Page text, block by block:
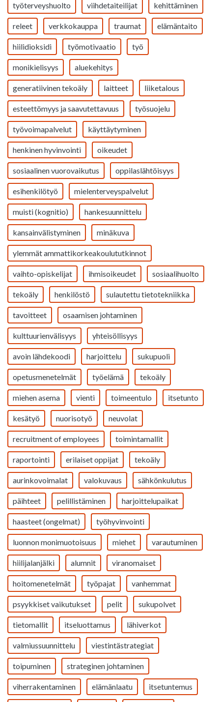
työterveyshuolto viihdetaiteilijat kehittäminen
releet verkkokauppa traumat elämäntaito
hiilidioksidi työmotivaatio työ
monikielisyys aluekehitys
generatiivinen tekoäly laitteet liiketalous
esteettömyys ja saavutettavuus työsuojelu
työvoimapalvelut käyttäytyminen
henkinen hyvinvointi oikeudet
sosiaalinen vuorovaikutus oppilaslähtöisyys
esihenkilötyö mielenterveyspalvelut
muisti (kognitio) hankesuunnittelu
kansainvälistyminen minäkuva
ylemmät ammattikorkeakoulututkinnot
vaihto-opiskelijat ihmisoikeudet sosiaalihuolto
tekoäly henkilöstö sulautettu tietotekniikka
tavoitteet osaamisen johtaminen
kulttuurienvälisyys yhteisöllisyys
avoin lähdekoodi harjoittelu sukupuoli
opetusmenetelmät työelämä tekoäly
miehen asema vienti toimeentulo itsetunto
kesätyö nuorisotyö neuvolat
recruitment of employees toimintamallit
raportointi erilaiset oppijat tekoäly
aurinkovoimalat valokuvaus sähkönkulutus
päihteet pelillistäminen harjoittelupaikat
haasteet (ongelmat) työhyvinvointi
luonnon monimuotoisuus miehet varautuminen
hiilijalanjälki alumnit viranomaiset
hoitomenetelmät työpajat vanhemmat
psyykkiset vaikutukset pelit sukupolvet
tietomallit itseluottamus lähiverkot
valmiussuunnittelu viestintästrategiat
toipuminen strateginen johtaminen
viherrakentaminen elämänlaatu itsetuntemus